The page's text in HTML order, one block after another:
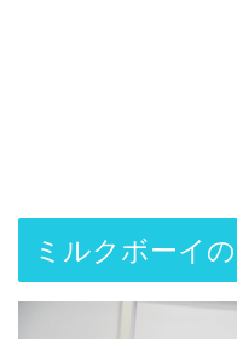
ミルクボーイ